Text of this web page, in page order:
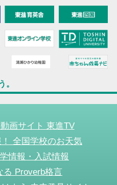
。
画サイト 東進TV
全国学校のお天気
情報・入試情報
る Proverb格言